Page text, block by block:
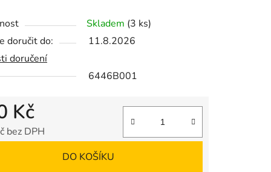
Skladem (3 ks)
doručit do:
11.8.2026
doručení
6446B001
Kč
bez DPH
DO KOŠÍKU